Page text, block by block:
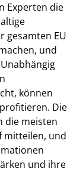
Experten die
gesamten EU
und
können
Die
die meisten
mitteilen, und
und ihre